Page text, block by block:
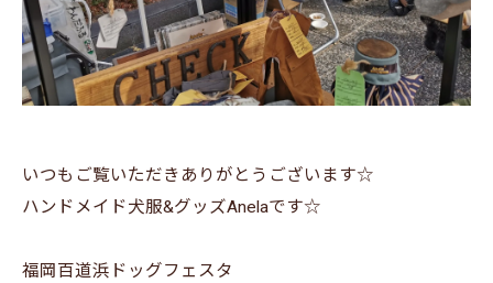
いつもご覧いただきありがとうございます☆
ハンドメイド犬服&グッズAnelaです☆
福岡百道浜ドッグフェスタ